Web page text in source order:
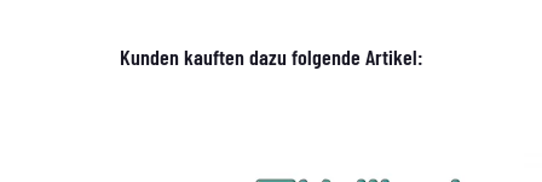
Kunden kauften dazu folgende Artikel: